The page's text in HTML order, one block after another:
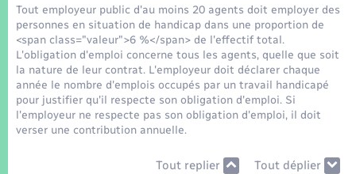
Transports
Voirie et espace public
Tout employeur public d'au moins 20 agents doit employer des
personnes en situation de handicap dans une proportion de
<span class="valeur">6 %</span> de l'effectif total.
L'obligation d'emploi concerne tous les agents, quelle que soit
la nature de leur contrat. L'employeur doit déclarer chaque
année le nombre d'emplois occupés par un travail handicapé
pour justifier qu'il respecte son obligation d'emploi. Si
l'employeur ne respecte pas son obligation d'emploi, il doit
verser une contribution annuelle.
Tout replier Tout déplier